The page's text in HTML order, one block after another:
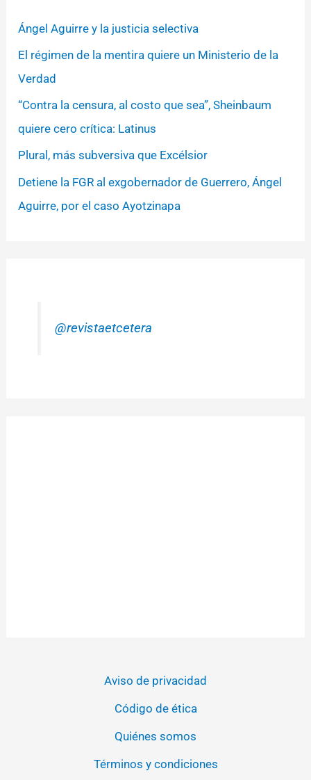
Ángel Aguirre y la justicia selectiva
El régimen de la mentira quiere un Ministerio de la
Verdad
“Contra la censura, al costo que sea”, Sheinbaum
quiere cero crítica: Latinus
Plural, más subversiva que Excélsior
Detiene la FGR al exgobernador de Guerrero, Ángel
Aguirre, por el caso Ayotzinapa
@revistaetcetera
Aviso de privacidad
Código de ética
Quiénes somos
Términos y condiciones